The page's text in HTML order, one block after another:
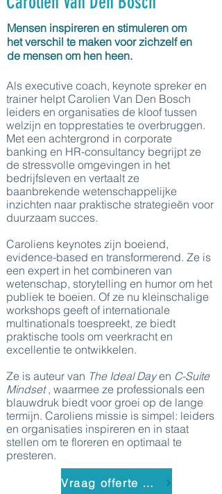
Mensen inspireren en stimuleren om
het verschil te maken voor zichzelf en
de mensen om hen heen.
Als executive coach, keynote spreker en
trainer helpt Carolien Van Den Bosch
leiders en organisaties de kloof tussen
welzijn en topprestaties te overbruggen.
Met een achtergrond in corporate
banking en HR-consultancy begrijpt ze
de stressvolle omgevingen in het
bedrijfsleven en vertaalt ze
baanbrekende wetenschappelijke
inzichten naar praktische strategieën voor
duurzaam succes.
Caroliens keynotes zijn boeiend,
evidence-based en transformerend. Ze is
een expert in het combineren van
wetenschap, storytelling en humor om het
publiek te boeien. Of ze nu kleinschalige
workshops geeft of internationale
multinationals toespreekt, ze biedt
praktische tools om veerkracht en
excellentie te ontwikkelen.
Ze is auteur van The Ideal Dayen C-Suite
Mindset, waarmee ze professionals een
blauwdruk biedt voor groei op de lange
termijn. Caroliens missie is simpel: leiders
en organisaties inspireren en in staat
stellen om te floreren en optimaal te
presteren.
Vraag offerte aan